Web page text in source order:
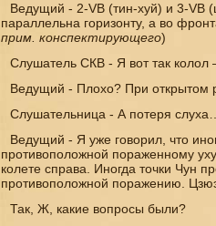
Ведущий - 2-VВ (тин-хуй) и 3-VВ
параллельна горизонту, а во
прим. конспектирующего)
Слушатель СКВ - Я вот так колол
Ведущий - Плохо? При открытом
Слушательница - А потеря слуха…
Ведущий - Я уже говорил, что
противоположной пораженному
колете справа. Иногда точки Чун
противоположной поражению.
Так, Ж, какие вопросы были?